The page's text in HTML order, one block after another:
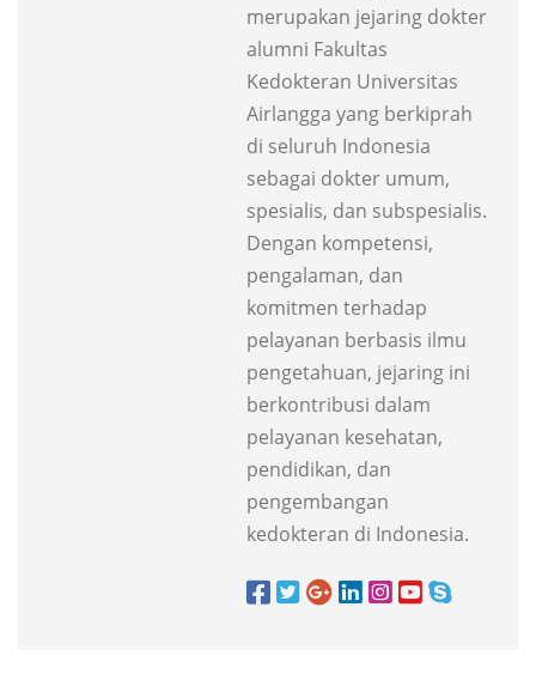
merupakan jejaring dokter
alumni Fakultas
Kedokteran Universitas
Airlangga yang berkiprah
di seluruh Indonesia
sebagai dokter umum,
spesialis, dan subspesialis.
Dengan kompetensi,
pengalaman, dan
komitmen terhadap
pelayanan berbasis ilmu
pengetahuan, jejaring ini
berkontribusi dalam
pelayanan kesehatan,
pendidikan, dan
pengembangan
kedokteran di Indonesia.